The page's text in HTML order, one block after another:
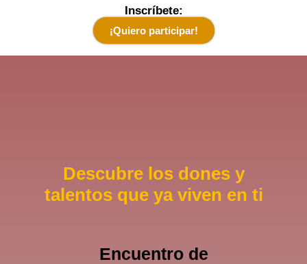
Inscríbete:
¡Quiero participar!
Descubre los dones y
talentos que ya viven en ti
Encuentro de